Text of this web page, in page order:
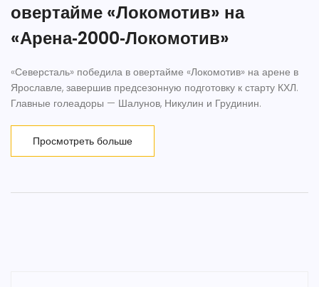
овертайме «Локомотив» на
«Арена‑2000‑Локомотив»
«Северсталь» победила в овертайме «Локомотив» на арене в
Ярославле, завершив предсезонную подготовку к старту КХЛ.
Главные голеадоры — Шалунов, Никулин и Грудинин.
Просмотреть больше